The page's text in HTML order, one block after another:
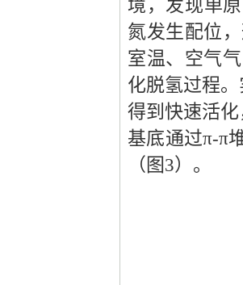
境，发现单
氮发生配位
室温、空气
化脱氢过程
得到快速活
基底通过π-π
（图3）。